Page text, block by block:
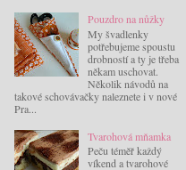
Pouzdro na nůžky
My švadlenky
potřebujeme spoustu
drobností a ty je třeba
někam uschovat.
Několik návodů na
takové schovávačky naleznete i v nové
Pra...
Tvarohová mňamka
Peču téměř každý
víkend a tvarohové